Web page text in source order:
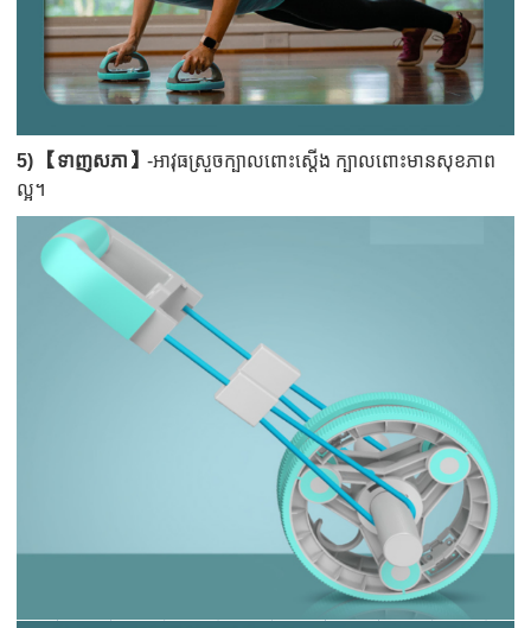
5) 【ទាញសភា】-អាវុធស្រួចក្បាលពោះស្តើង ក្បាលពោះមានសុខភាព
ល្អ។